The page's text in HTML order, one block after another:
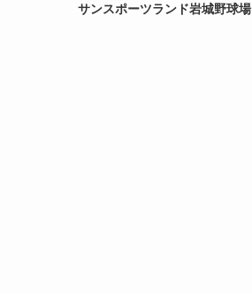
サンスポーツランド岩城野球場